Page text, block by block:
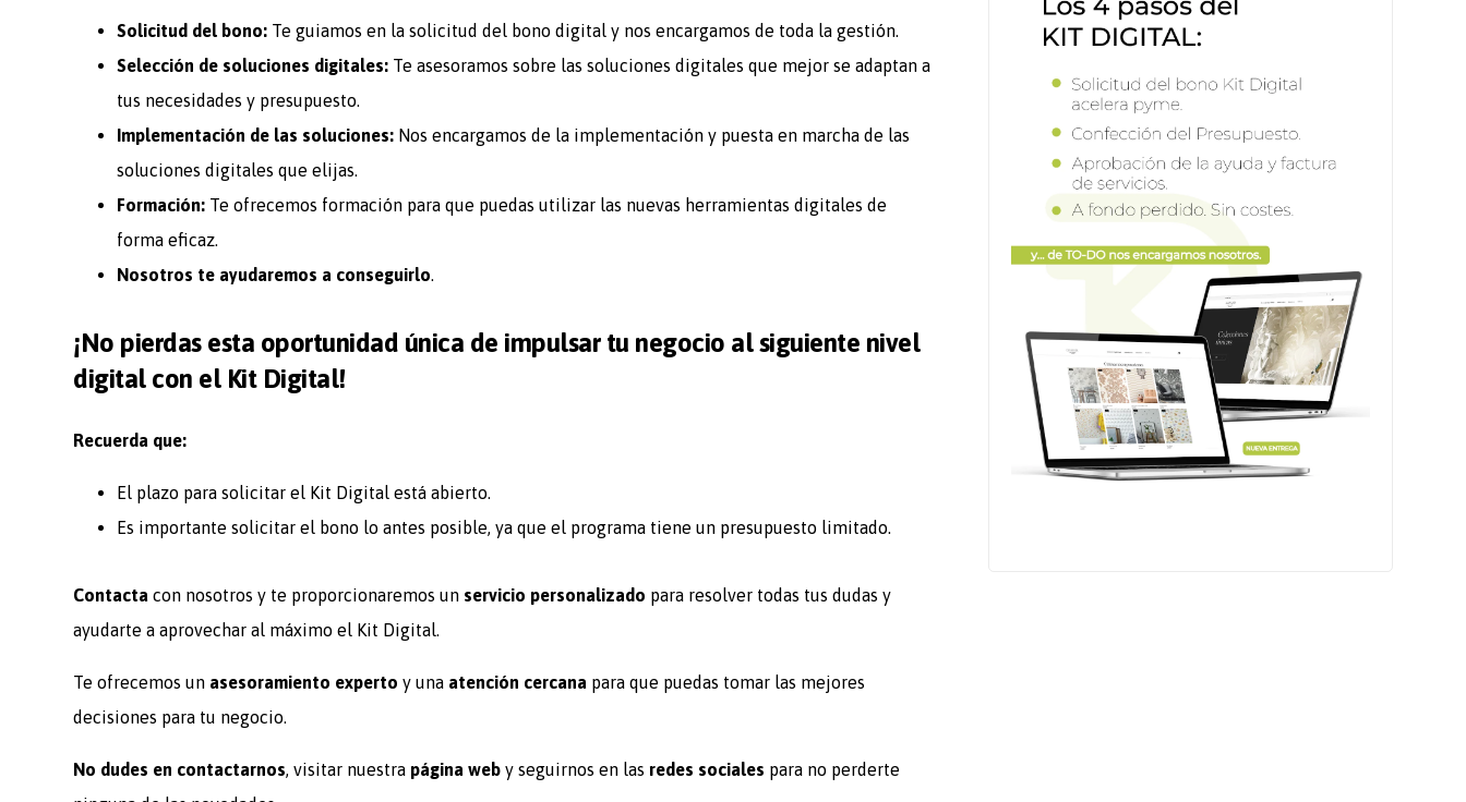
Solicitud del bono: Te guiamos en la solicitud del bono digital y nos encargamos de toda la gestión.
Selección de soluciones digitales: Te asesoramos sobre las soluciones digitales que mejor se adaptan a
tus necesidades y presupuesto.
Implementación de las soluciones: Nos encargamos de la implementación y puesta en marcha de las
soluciones digitales que elijas.
Formación: Te ofrecemos formación para que puedas utilizar las nuevas herramientas digitales de
forma eficaz.
Nosotros te ayudaremos a conseguirlo.
¡No pierdas esta oportunidad única de impulsar tu negocio al siguiente nivel
digital con el Kit Digital!
Recuerda que:
El plazo para solicitar el Kit Digital está abierto.
Es importante solicitar el bono lo antes posible, ya que el programa tiene un presupuesto limitado.
Contactacon nosotros y te proporcionaremos un servicio personalizado para resolver todas tus dudas y
ayudarte a aprovechar al máximo el Kit Digital.
Te ofrecemos un asesoramiento experto y una atención cercana para que puedas tomar las mejores
decisiones para tu negocio.
No dudes en contactarnos, visitar nuestra página web y seguirnos en las redes sociales para no perderte